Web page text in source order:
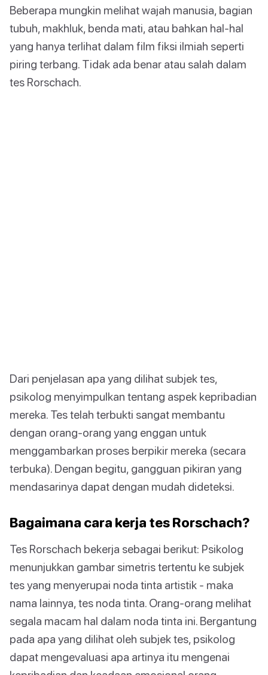
Beberapa mungkin melihat wajah manusia, bagian
tubuh, makhluk, benda mati, atau bahkan hal-hal
yang hanya terlihat dalam film fiksi ilmiah seperti
piring terbang. Tidak ada benar atau salah dalam
tes Rorschach.
Dari penjelasan apa yang dilihat subjek tes,
psikolog menyimpulkan tentang aspek kepribadian
mereka. Tes telah terbukti sangat membantu
dengan orang-orang yang enggan untuk
menggambarkan proses berpikir mereka (secara
terbuka). Dengan begitu, gangguan pikiran yang
mendasarinya dapat dengan mudah dideteksi.
Bagaimana cara kerja tes Rorschach?
Tes Rorschach bekerja sebagai berikut: Psikolog
menunjukkan gambar simetris tertentu ke subjek
tes yang menyerupai noda tinta artistik - maka
nama lainnya, tes noda tinta. Orang-orang melihat
segala macam hal dalam noda tinta ini. Bergantung
pada apa yang dilihat oleh subjek tes, psikolog
dapat mengevaluasi apa artinya itu mengenai